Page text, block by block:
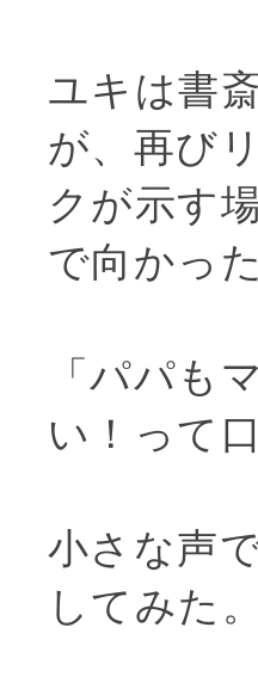
ユキは書
が、再び
クが示す
で向かった
「パパも
い！って
小さな声
してみた。